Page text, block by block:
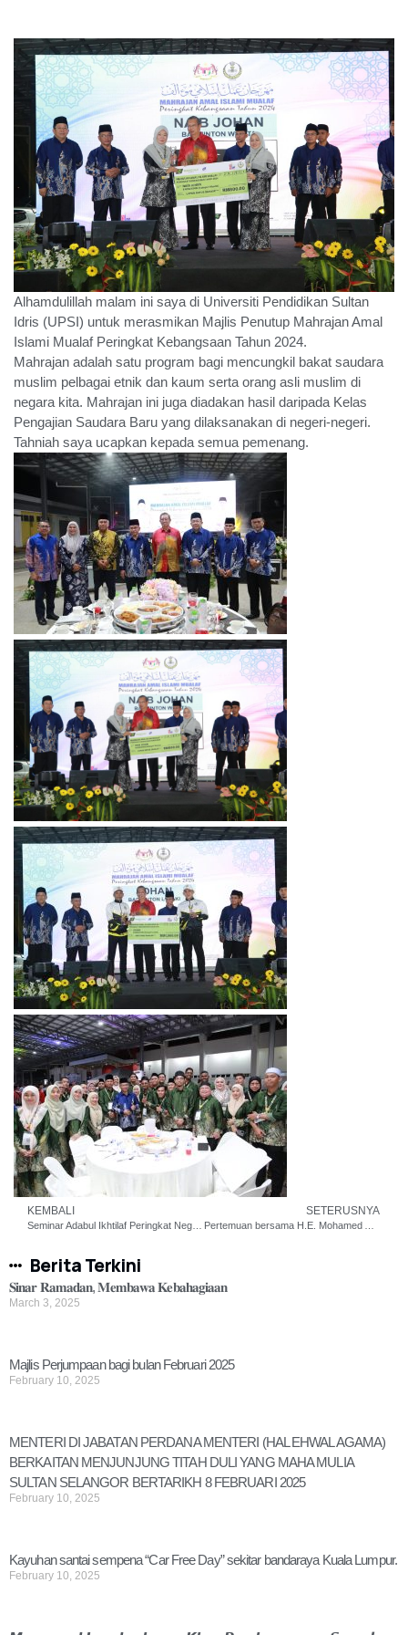
Alhamdulillah malam ini saya di Universiti Pendidikan Sultan
Idris (UPSI) untuk merasmikan Majlis Penutup Mahrajan Amal
Islami Mualaf Peringkat Kebangsaan Tahun 2024.
Mahrajan adalah satu program bagi mencungkil bakat saudara
muslim pelbagai etnik dan kaum serta orang asli muslim di
negara kita. Mahrajan ini juga diadakan hasil daripada Kelas
Pengajian Saudara Baru yang dilaksanakan di negeri-negeri.
Tahniah saya ucapkan kepada semua pemenang.
KEMBALI SETERUSNYA
Berita Terkini
𝐒𝐢𝐧𝐚𝐫 𝐑𝐚𝐦𝐚𝐝𝐚𝐧, 𝐌𝐞𝐦𝐛𝐚𝐰𝐚 𝐊𝐞𝐛𝐚𝐡𝐚𝐠𝐢𝐚𝐚𝐧
March 3, 2025
Majlis Perjumpaan bagi bulan Februari 2025
February 10, 2025
MENTERI DI JABATAN PERDANA MENTERI (HAL EHWAL AGAMA)
BERKAITAN MENJUNJUNG TITAH DULI YANG MAHA MULIA
SULTAN SELANGOR BERTARIKH 8 FEBRUARI 2025
February 10, 2025
Kayuhan santai sempena “Car Free Day” sekitar bandaraya Kuala Lumpur.
February 10, 2025